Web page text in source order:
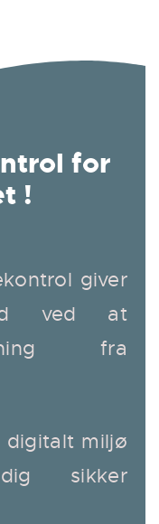
for
!
giver
ved at
fra
digitalt miljø
sikker